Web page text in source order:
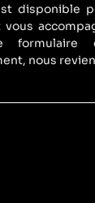
disponible
formulaire
nous